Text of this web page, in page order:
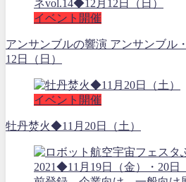
イベント開催
アンサンブルの響演 アンサンブル
12日（日）
イベント開催
牡丹焚火◆11月20日（土）